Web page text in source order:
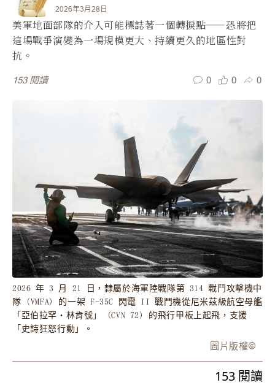
2026年3月28日
美軍地面部隊的介入可能標誌著一個轉捩點——恐將把
這場戰爭演變為一場規模更大、持續更久的地區性對
抗。
153 閱讀 0 0 0
2026 年 3 月 21 日，隸屬於海軍陸戰隊第 314 戰鬥攻擊機中
隊 (VMFA) 的一架 F-35C 閃電 II 戰鬥機從尼米茲級航空母艦
「亞伯拉罕‧林肯號」 (CVN 72) 的飛行甲板上起飛，支援
「史詩狂怒行動」。
圖片版權©️
153 閱讀